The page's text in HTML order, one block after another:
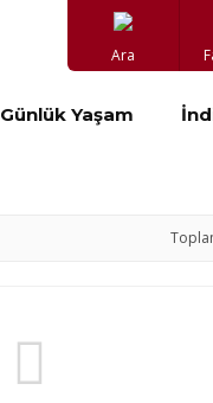
Ara
Günlük Yaşam